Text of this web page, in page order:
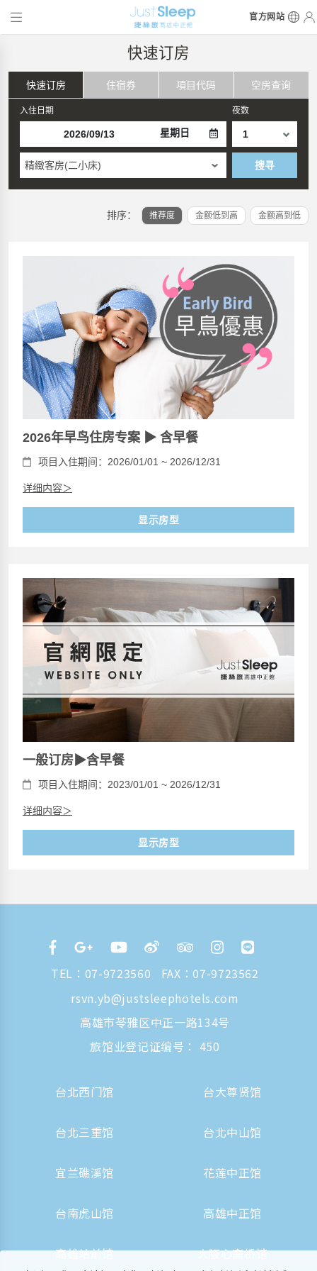
官方网站
快速订房
快速订房 住宿券 項目代码 空房查询
入住日期
星期日
夜数
精緻客房(二小床) 搜寻
排序： 推荐度 金额低到高 金额高到低
2026年早鸟住房专案 ▶ 含早餐
项目入住期间：2026/01/01 ~ 2026/12/31
详细内容＞
显示房型
一般订房▶含早餐
项目入住期间：2023/01/01 ~ 2026/12/31
详细内容＞
显示房型
TEL： 07-9723560
FAX：07-9723562
rsvn.yb@justsleephotels.com
高雄市苓雅区中正一路134号
旅馆业登记证编号： 450
台北西门馆 台大尊贤馆
台北三重馆 台北中山馆
宜兰礁溪馆 花莲中正馆
台南虎山馆 高雄中正馆
高雄站前馆 大阪心斋桥馆